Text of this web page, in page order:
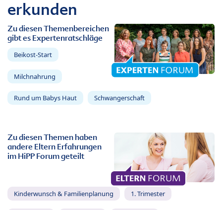
erkunden
Zu diesen Themenbereichen
gibt es Expertenratschläge
Beikost-Start
Milchnahrung
Rund um Babys Haut Schwangerschaft
Zu diesen Themen haben
andere Eltern Erfahrungen
im HiPP Forum geteilt
Kinderwunsch & Familienplanung 1. Trimester